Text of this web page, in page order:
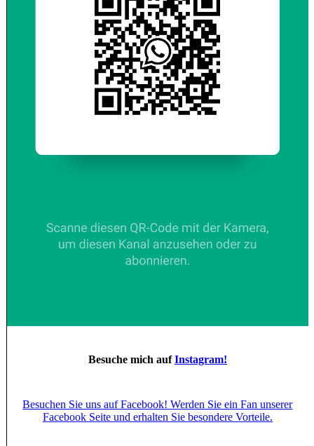
Besuche mich aufInstagram!
Besuchen Sie uns auf Facebook! Werden Sie ein Fan unserer
Facebook Seite und erhalten Sie besondere Vorteile.